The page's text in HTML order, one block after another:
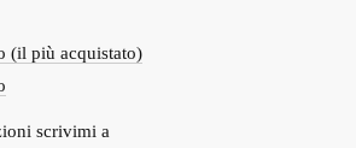
(il più acquistato)
scrivimi a